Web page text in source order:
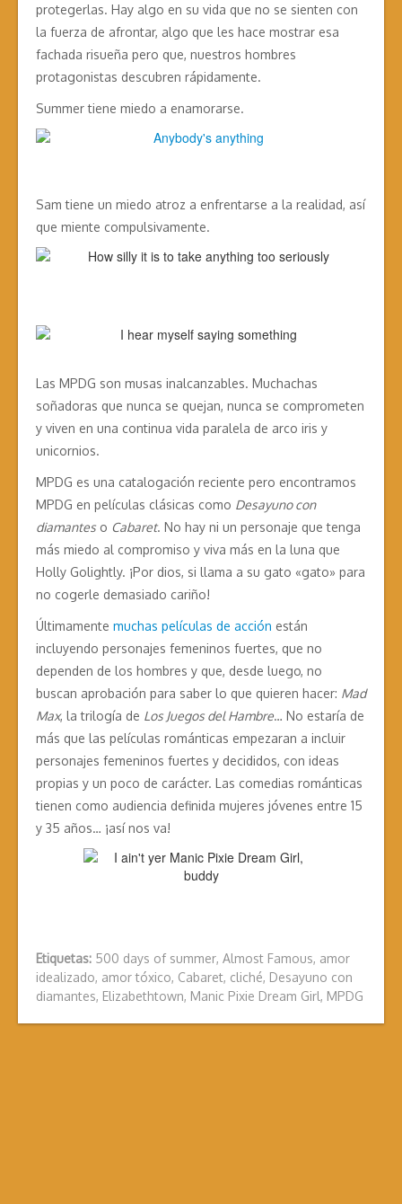
protegerlas. Hay algo en su vida que no se sienten con
la fuerza de afrontar, algo que les hace mostrar esa
fachada risueña pero que, nuestros hombres
protagonistas descubren rápidamente.
Summer tiene miedo a enamorarse.
Sam tiene un miedo atroz a enfrentarse a la realidad, así
que miente compulsivamente.
Las MPDG son musas inalcanzables. Muchachas
soñadoras que nunca se quejan, nunca se comprometen
y viven en una continua vida paralela de arco iris y
unicornios.
MPDG es una catalogación reciente pero encontramos
MPDG en películas clásicas como Desayuno con
diamantes o Cabaret. No hay ni un personaje que tenga
más miedo al compromiso y viva más en la luna que
Holly Golightly. ¡Por dios, si llama a su gato «gato» para
no cogerle demasiado cariño!
Últimamente muchas películas de acción están
incluyendo personajes femeninos fuertes, que no
dependen de los hombres y que, desde luego, no
buscan aprobación para saber lo que quieren hacer: Mad
Max, la trilogía de Los Juegos del Hambre… No estaría de
más que las películas románticas empezaran a incluir
personajes femeninos fuertes y decididos, con ideas
propias y un poco de carácter. Las comedias románticas
tienen como audiencia definida mujeres jóvenes entre 15
y 35 años… ¡así nos va!
Etiquetas: 500 days of summer, Almost Famous, amor
idealizado, amor tóxico, Cabaret, cliché, Desayuno con
diamantes, Elizabethtown, Manic Pixie Dream Girl, MPDG